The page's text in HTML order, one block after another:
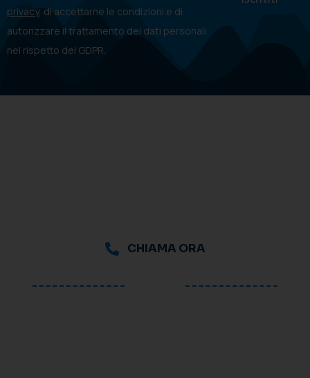
privacy, di accettarne le condizioni e di
autorizzare il trattamento dei dati personali
nel rispetto del GDPR.
CHIAMA ORA